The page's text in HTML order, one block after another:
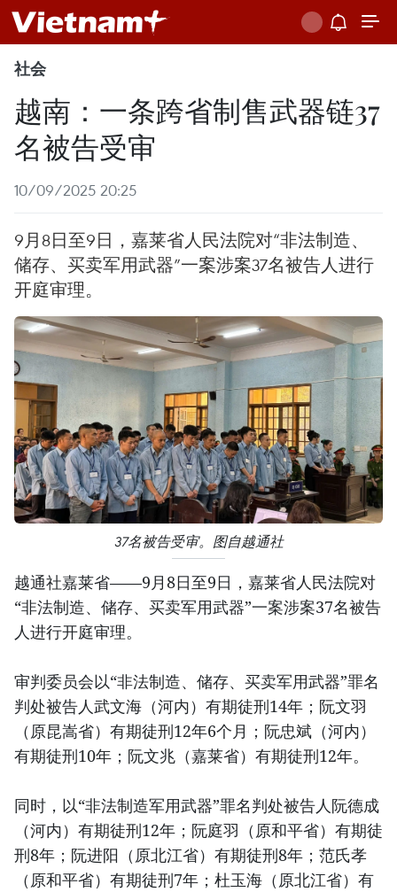
社会
越南：一条跨省制售武器链37
名被告受审
10/09/2025 20:25
9月8日至9日，嘉莱省人民法院对“非法制造、
储存、买卖军用武器”一案涉案37名被告人进行
开庭审理。
37名被告受审。图自越通社
越通社嘉莱省——9月8日至9日，嘉莱省人民法院对
“非法制造、储存、买卖军用武器”一案涉案37名被告
人进行开庭审理。
审判委员会以“非法制造、储存、买卖军用武器”罪名
判处被告人武文海（河内）有期徒刑14年；阮文羽
（原昆嵩省）有期徒刑12年6个月；阮忠斌（河内）
有期徒刑10年；阮文兆（嘉莱省）有期徒刑12年。
同时，以“非法制造军用武器”罪名判处被告人阮德成
（河内）有期徒刑12年；阮庭羽（原和平省）有期徒
刑8年；阮进阳（原北江省）有期徒刑8年；范氏孝
（原和平省）有期徒刑7年；杜玉海（原北江省）有